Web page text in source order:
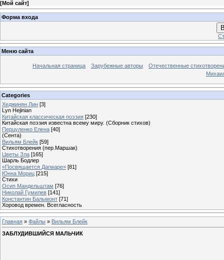
[Мой сайт]
Форма входа
Меню сайта
Начальная страница Зарубежные авторы
Отечественные
Categories
Хеджинян Лин [3]
Lyn Hejinian
Китайская классическая поэзия [230]
Китайская поэзия известна всему миру. (Сборник стихов)
Перцуленко Елена [40]
(Сента)
Вильям Блейк [59]
Стихотворения (пер.Маршак)
Цветы Зла [165]
Шарль Бодлер
«Посвящается Дагмаре» [81]
Юнна Мориц [215]
Стихи
Осип Мандельштам [76]
Николай Гумилев [141]
Константин Бальмонт [71]
Хоровод времен. Всегласность
Главная » Файлы » Вильям Блейк
ЗАБЛУДИВШИЙСЯ МАЛЬЧИК